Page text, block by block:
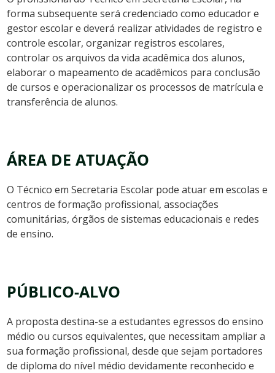
forma subsequente será credenciado como educador e
gestor escolar e deverá realizar atividades de registro e
controle escolar, organizar registros escolares,
controlar os arquivos da vida acadêmica dos alunos,
elaborar o mapeamento de acadêmicos para conclusão
de cursos e operacionalizar os processos de matrícula e
transferência de alunos.
ÁREA DE ATUAÇÃO
O Técnico em Secretaria Escolar pode atuar em escolas e
centros de formação profissional, associações
comunitárias, órgãos de sistemas educacionais e redes
de ensino.
PÚBLICO-ALVO
A proposta destina-se a estudantes egressos do ensino
médio ou cursos equivalentes, que necessitam ampliar a
sua formação profissional, desde que sejam portadores
de diploma do nível médio devidamente reconhecido e